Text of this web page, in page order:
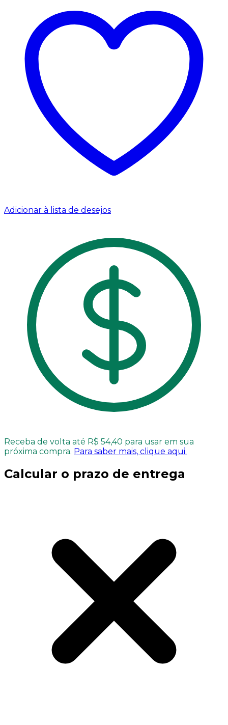
Adicionar à lista de desejos
Receba de volta até R$ 54,40 para usar em sua
próxima compra. Para saber mais, clique aqui.
Calcular o prazo de entrega